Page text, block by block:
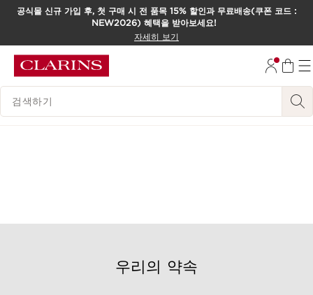
컨텐츠로 이동하기
공식몰 신규 가입 후, 첫 구매 시 전 품목 15% 할인과 무료배송(쿠폰 코드 :
NEW2026) 혜택을 받아보세요!
자세히 보기
범례 검색하기
우리의 약속